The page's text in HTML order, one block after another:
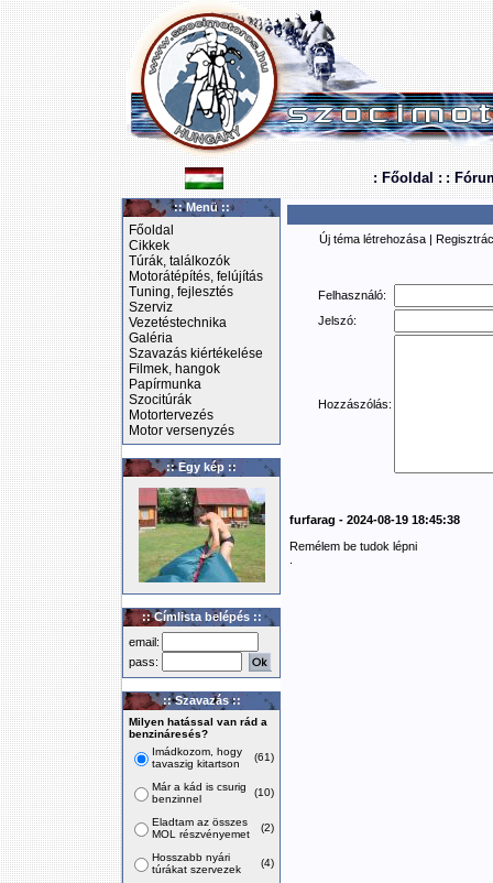
: Főoldal : :
:: Menü ::
Főoldal
Cikkek
Túrák, találkozók
Motorátépítés, felújítás
Tuning, fejlesztés
Szerviz
Vezetéstechnika
Galéria
Szavazás kiértékelése
Filmek, hangok
Papírmunka
Szocitúrák
Motortervezés
Motor versenyzés
:: Egy kép ::
:: Címlista belépés ::
email:
pass:
:: Szavazás ::
Milyen hatással van rád a
benzináresés?
Imádkozom, hogy
tavaszig kitartson
(61)
Már a kád is csurig
benzinnel
(10)
Eladtam az összes
MOL részvényemet
(2)
Hosszabb nyári
túrákat szervezek
(4)
Új téma létrehozása |
Felhasználó:
Jelszó:
Hozzászólás:
furfarag - 2024-08-19 18:45:38
Remélem be tudok lépni